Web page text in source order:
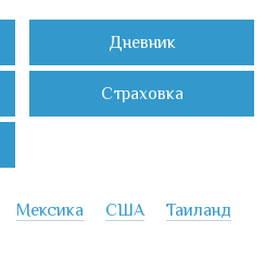
Дневник
Страховка
Мексика США
Таиланд